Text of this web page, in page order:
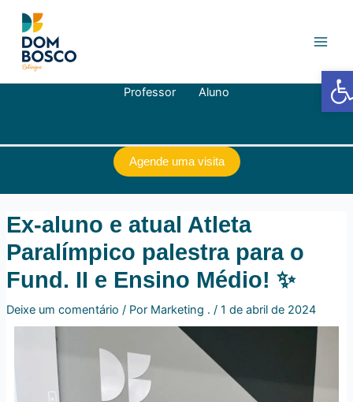
para
conteúdo
Professor Aluno
Agende uma visita
Ex-aluno e atual Atleta
Paralímpico palestra para o
Fund. II e Ensino Médio! ✨
Deixe um comentário / Por Marketing . / 1 de abril de 2024
Post
Barra